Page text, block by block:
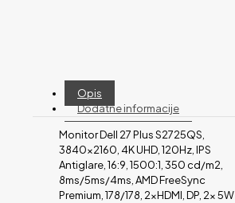
Opis
Dodatne informacije
Monitor Dell 27 Plus S2725QS,
3840×2160, 4K UHD, 120Hz, IPS
Antiglare, 16:9, 1500:1, 350 cd/m2,
8ms/5ms/4ms, AMD FreeSync
Premium, 178/178, 2xHDMI, DP, 2x 5W